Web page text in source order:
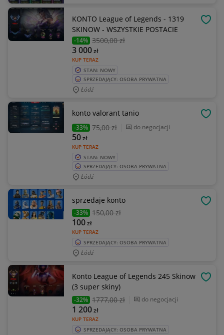
KONTO League of Legends - 1319
SKINOW - WSZYSTKIE POSTACIE
-14% 3500,00 zł
KUP TERAZ
3 000zł
STAN: NOWY
SPRZEDAJĄCY: OSOBA PRYWATNA
Łódź
konto valorant tanio
-33% 75,00 zł do negocjacji
KUP TERAZ
50zł
STAN: NOWY
SPRZEDAJĄCY: OSOBA PRYWATNA
Łódź
sprzedaje konto
-33% 150,00 zł
KUP TERAZ
100zł
SPRZEDAJĄCY: OSOBA PRYWATNA
Łódź
Konto League of Legends 245 Skinow
(3 super skiny)
-32% 1777,00 zł do negocjacji
KUP TERAZ
1 200zł
SPRZEDAJĄCY: OSOBA PRYWATNA